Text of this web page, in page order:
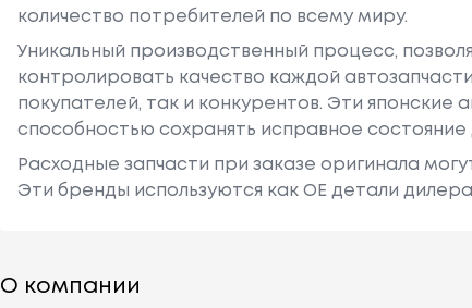
количество потребителей по всему миру.
Уникальный производственный процесс,
контролировать качество каждой
покупателей, так и конкурентов. Эти
способностью сохранять исправное
Расходные запчасти при заказе оригинала
Эти бренды используются как ОЕ детали
О компании